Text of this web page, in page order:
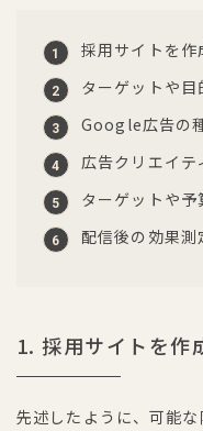
採用サイトを作
ターゲットや目
Google広告の
広告クリエイテ
ターゲットや予
配信後の効果
1. 採用サイトを作
先述したように、可能